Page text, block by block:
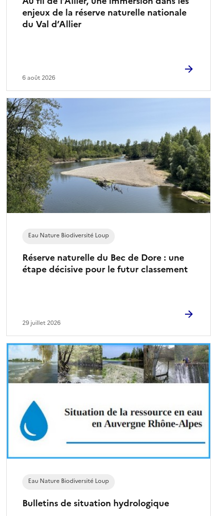
enjeux de la réserve naturelle nationale
du Val d’Allier
6 août 2026
Réserve naturelle du Bec de Dore : une
étape décisive pour le futur classement
Eau Nature Biodiversité Loup
29 juillet 2026
Bulletins de situation hydrologique
Eau Nature Biodiversité Loup